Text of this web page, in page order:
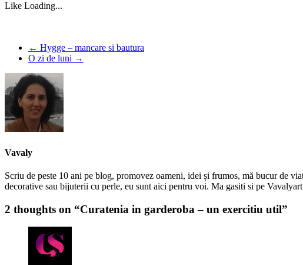
Like Loading...
← Hygge – mancare si bautura
O zi de luni →
Vavaly
Scriu de peste 10 ani pe blog, promovez oameni, idei și frumos, mă bucur de
decorative sau bijuterii cu perle, eu sunt aici pentru voi. Ma gasiti si pe
2 thoughts on “Curatenia in garderoba – un exercitiu util”